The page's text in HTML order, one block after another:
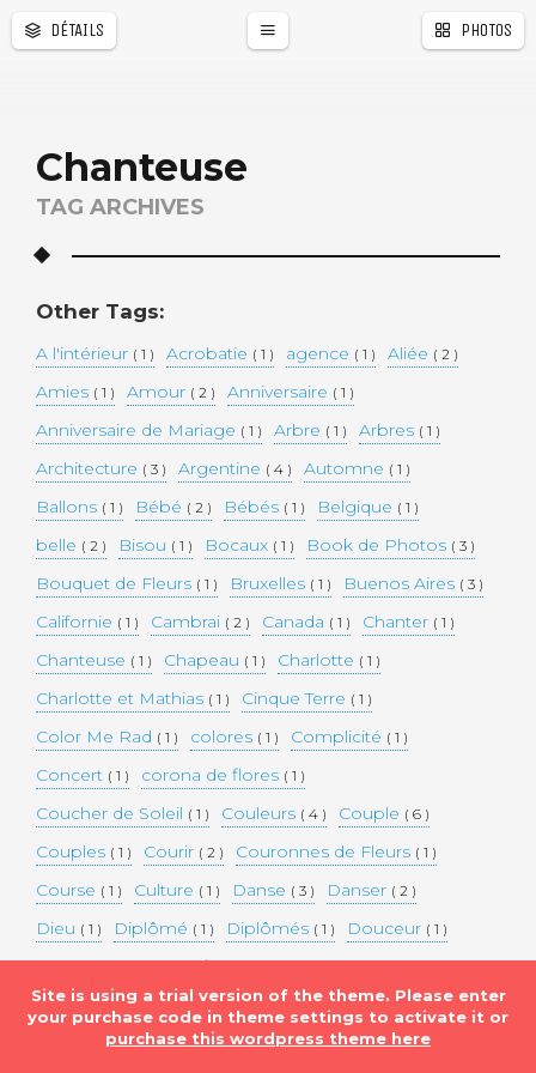
DÉTAILS PHOTOS
Chanteuse
TAG ARCHIVES
Other Tags:
A l'intérieur ( 1 ) Acrobatie ( 1 ) agence ( 1 ) Aliée ( 2 )
Amies ( 1 ) Amour ( 2 ) Anniversaire ( 1 )
Anniversaire de Mariage ( 1 ) Arbre ( 1 ) Arbres ( 1 )
Architecture ( 3 ) Argentine ( 4 ) Automne ( 1 )
Ballons ( 1 ) Bébé ( 2 ) Bébés ( 1 ) Belgique ( 1 )
belle ( 2 ) Bisou ( 1 ) Bocaux ( 1 ) Book de Photos ( 3 )
Bouquet de Fleurs ( 1 ) Bruxelles ( 1 ) Buenos Aires ( 3 )
Californie ( 1 ) Cambrai ( 2 ) Canada ( 1 ) Chanter ( 1 )
Chanteuse ( 1 ) Chapeau ( 1 ) Charlotte ( 1 )
Charlotte et Mathias ( 1 ) Cinque Terre ( 1 )
Color Me Rad ( 1 ) colores ( 1 ) Complicité ( 1 )
Concert ( 1 ) corona de flores ( 1 )
Coucher de Soleil ( 1 ) Couleurs ( 4 ) Couple ( 6 )
Couples ( 1 ) Courir ( 2 ) Couronnes de Fleurs ( 1 )
Course ( 1 ) Culture ( 1 ) Danse ( 3 ) Danser ( 2 )
Dieu ( 1 ) Diplômé ( 1 ) Diplômés ( 1 ) Douceur ( 1 )
Eaux bleues Edifice Historique Enceinte
Etats-unis ( 2 ) Evénement ( 3 ) Evénements( 3 )
Expérimentation( 1 ) Falaise( 1 ) Famille( 2 )
Site is using a trial version of the theme. Please enter
your purchase code in theme settings to activate it or
purchase this wordpress theme here